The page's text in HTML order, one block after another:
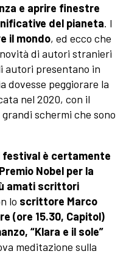
e aprire finestre
del pianeta. I
il mondo, ed ecco che
di autori stranieri
autori presentano in
dovesse peggiorare la
nel 2020, con il
schermi che sono
è certamente
Nobel per la
amati scrittori
lo scrittore Marco
(ore 15.30, Capitol)
“Klara e il sole”
meditazione sulla